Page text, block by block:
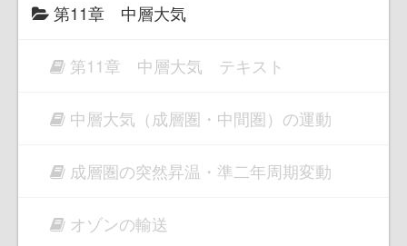
第11章 中層大気
第11章 中層大気 テキスト
中層大気（成層圏・中間圏）の運動
成層圏の突然昇温・準二年周期変動
オゾンの輸送